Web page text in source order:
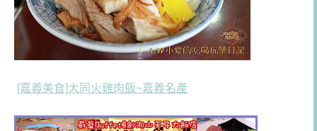
[嘉義美食]大同火雞肉飯~嘉義名產